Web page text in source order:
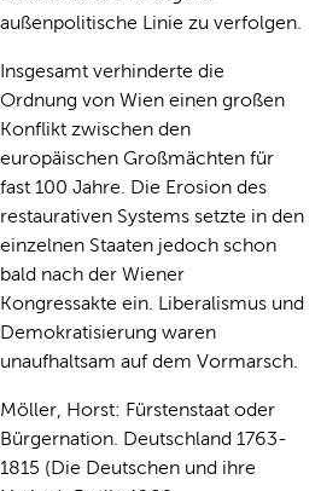
außenpolitische Linie zu verfolgen.
Insgesamt verhinderte die
Ordnung von Wien einen großen
Konflikt zwischen den
europäischen Großmächten für
fast 100 Jahre. Die Erosion des
restaurativen Systems setzte in den
einzelnen Staaten jedoch schon
bald nach der Wiener
Kongressakte ein. Liberalismus und
Demokratisierung waren
unaufhaltsam auf dem Vormarsch.
Möller, Horst: Fürstenstaat oder
Bürgernation. Deutschland 1763-
1815 (Die Deutschen und ihre